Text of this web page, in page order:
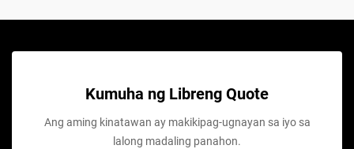
Kumuha ng Libreng Quote
Ang aming kinatawan ay makikipag-ugnayan sa iyo sa
lalong madaling panahon.